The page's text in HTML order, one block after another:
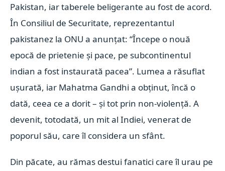
Pakistan, iar taberele beligerante au fost de acord.
În Consiliul de Securitate, reprezentantul
pakistanez la ONU a anunţat: “Începe o nouă
epocă de prietenie şi pace, pe subcontinentul
indian a fost instaurată pacea”. Lumea a răsuflat
uşurată, iar Mahatma Gandhi a obţinut, încă o
dată, ceea ce a dorit – şi tot prin non-violenţă. A
devenit, totodată, un mit al Indiei, venerat de
poporul său, care îl considera un sfânt.
Din păcate, au rămas destui fanatici care îl urau pe